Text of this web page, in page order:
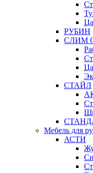
РУБИН
СЛИМ
СТАЙЛ
Мебель для
АСТИ